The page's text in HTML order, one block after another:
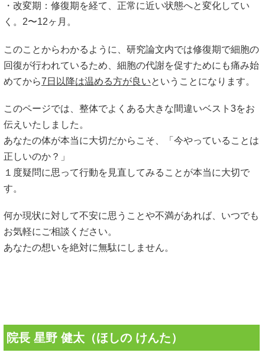
・改変期：修復期を経て、正常に近い状態へと変化してい
く。2〜12ヶ月。
このことからわかるように、研究論文内では修復期で細胞の
回復が行われているため、細胞の代謝を促すためにも痛み始
めてから7日以降は温める方が良いということになります。
このページでは、整体でよくある大きな間違いベスト3をお
伝えいたしました。
あなたの体が本当に大切だからこそ、「今やっていることは
正しいのか？」
１度疑問に思って行動を見直してみることが本当に大切で
す。
何か現状に対して不安に思うことや不満があれば、いつでも
お気軽にご相談ください。
あなたの想いを絶対に無駄にしません。
院長 星野 健太（ほしの けんた）